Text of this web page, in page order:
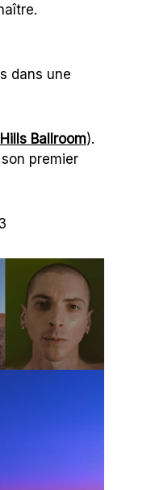
dans une
Ballroom).
premier